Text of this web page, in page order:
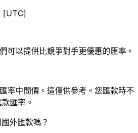
[UTC]
可以提供比競爭對手更優惠的匯率。
率中間價。這僅供參考。您匯款時不
匯率。
外匯款嗎？